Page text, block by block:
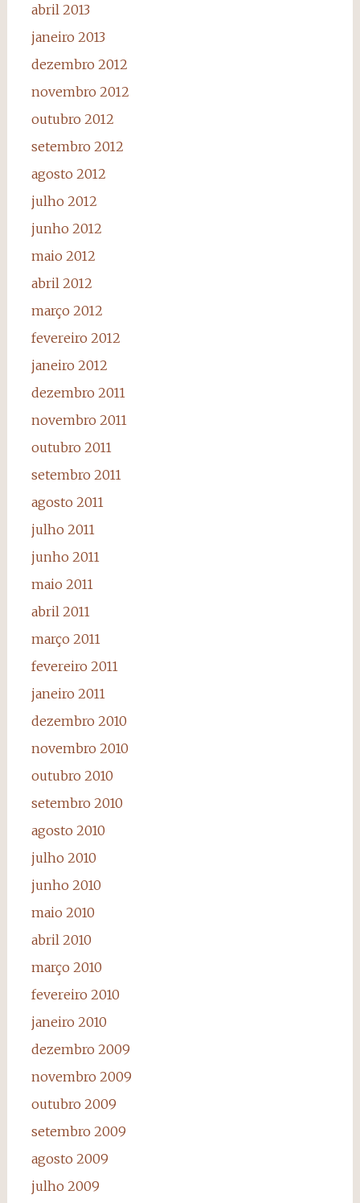
abril 2013
janeiro 2013
dezembro 2012
novembro 2012
outubro 2012
setembro 2012
agosto 2012
julho 2012
junho 2012
maio 2012
abril 2012
março 2012
fevereiro 2012
janeiro 2012
dezembro 2011
novembro 2011
outubro 2011
setembro 2011
agosto 2011
julho 2011
junho 2011
maio 2011
abril 2011
março 2011
fevereiro 2011
janeiro 2011
dezembro 2010
novembro 2010
outubro 2010
setembro 2010
agosto 2010
julho 2010
junho 2010
maio 2010
abril 2010
março 2010
fevereiro 2010
janeiro 2010
dezembro 2009
novembro 2009
outubro 2009
setembro 2009
agosto 2009
julho 2009